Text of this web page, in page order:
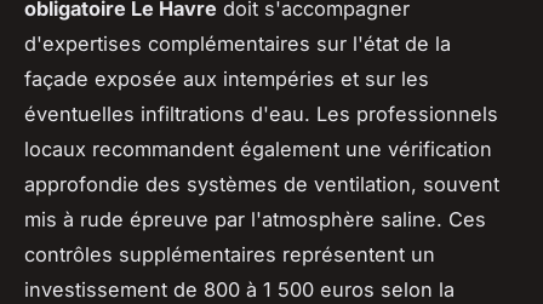
obligatoire Le Havre doit s'accompagner
d'expertises complémentaires sur l'état de la
façade exposée aux intempéries et sur les
éventuelles infiltrations d'eau. Les professionnels
locaux recommandent également une vérification
approfondie des systèmes de ventilation, souvent
mis à rude épreuve par l'atmosphère saline. Ces
contrôles supplémentaires représentent un
investissement de 800 à 1 500 euros selon la